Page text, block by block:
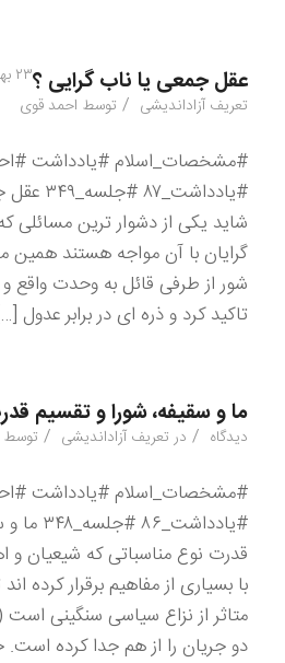
عقل جمعی یا ناب گرایی ؟۲۳ بهمن ۱۳۹۹
تعریف آزاداندیشی / توسط احمد قوی
#مشخصات_اسلام #یادداشت
شاید یکی از دشوار ترین
گرایان با آن مواجه هستند
شور از طرفی قائل به وحدت واقع
تاکید کرد و ذره ای در برابر عدول
ما و سقیفه، شورا و تقسیم
دیدگاه / در تعریف آزاداندیشی / توسط
#مشخصات_اسلام #یادداشت
قدرت نوع مناسباتی که شیعیان
با بسیاری از مفاهیم برقرار کرده
متاثر از نزاع سیاسی سنگینی است
دو جریان را از هم جدا کرده